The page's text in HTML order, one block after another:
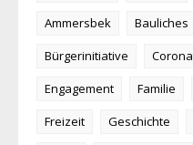
Ammersbek
Bauliches
Bürgerinitiative
Corona
Engagement
Familie
Freizeit
Geschichte